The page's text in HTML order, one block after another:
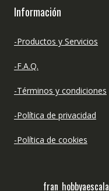
Información
-Productos y Servicios
-F.A.Q.
-Términos y condiciones
-Política de privacidad
-Política de cookies
fran_hobbyaescala